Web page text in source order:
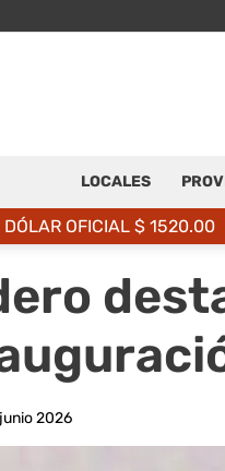
LOCALES
DÓLAR OFICIAL $ 1520.00
2026